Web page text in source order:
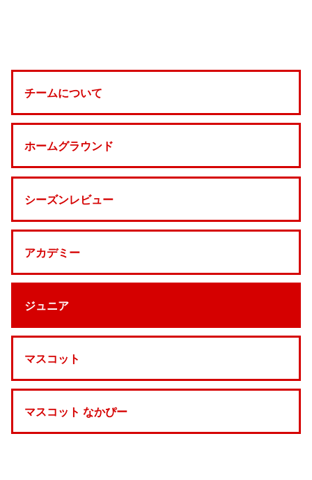
チームについて
ホームグラウンド
シーズンレビュー
アカデミー
ジュニア
マスコット
マスコット なかぴー